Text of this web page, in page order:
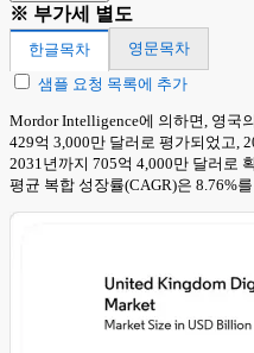
※ 부가세 별도
한글목차
영문목차
샘플 요청 목록에 추가
Mordor Intelligence에 의하면, 영국
429억 3,000만 달러로 평가되었고,
2031년까지 705억 4,000만 달러로
평균 복합 성장률(CAGR)은 8.76%